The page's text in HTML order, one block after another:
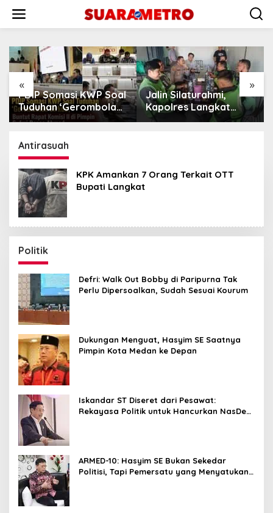
konten
« »
Soal
Jalin Silaturahmi,
Kapolres Langkat
Ngopi Bareng
Stabat
Putusan Banding
PET Tuai Polemik,
MARWAH Minta MA
Antirasuah
KPK Amankan 7 Orang Terkait OTT
Bupati Langkat
Politik
Defri: Walk Out Bobby di Paripurna Tak
Perlu Dipersoalkan, Sudah Sesuai Kourum
Dukungan Menguat, Hasyim SE Saatnya
Pimpin Kota Medan ke Depan
Iskandar ST Diseret dari Pesawat:
Rekayasa Politik untuk Hancurkan NasDem
ARMED-10: Hasyim SE Bukan Sekedar
Politisi, Tapi Pemersatu yang Menyatukan